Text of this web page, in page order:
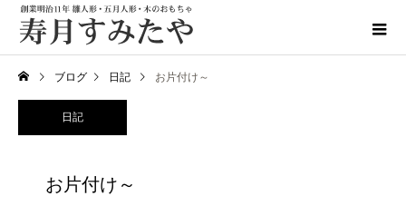
ブログ 日記 お片付け～
日記
お片付け～